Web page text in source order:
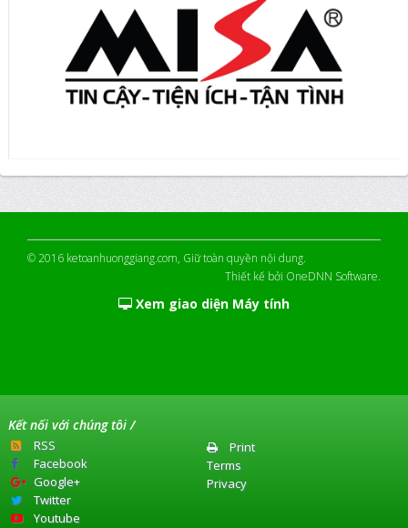
© 2016 ketoanhuonggiang.com, Giữ toàn quyền nội dung.
Thiết kế bởi OneDNN Software.
Xem giao diện Máy tính
Kết nối với chúng tôi /
RSS
Facebook
Google+
Twitter
Youtube
Print
Terms
Privacy